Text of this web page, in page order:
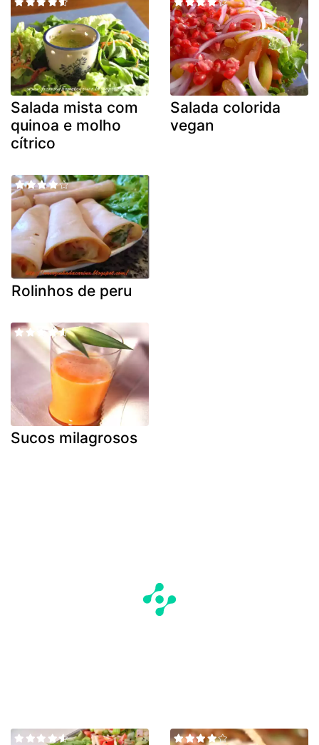
Salada mista com
quinoa e molho
cítrico
Salada colorida
vegan
Rolinhos de peru
Sucos milagrosos